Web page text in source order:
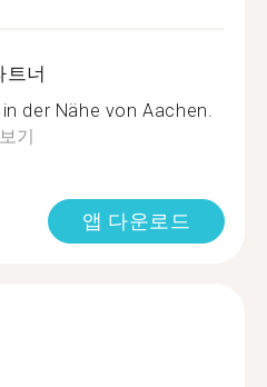
너
der Nähe von Aachen.
기
앱 다운로드